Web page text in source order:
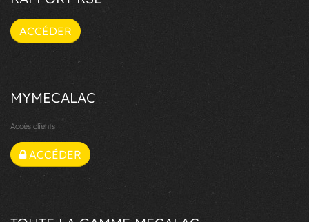
ACCÉDER
MYMECALAC
Accès clients
ACCÉDER